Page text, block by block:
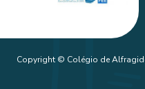
Copyright © Colégio de